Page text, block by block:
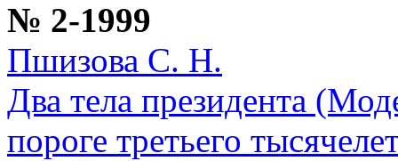
№ 2-1999
Пшизова С. Н.
Два тела президента
пороге третьего